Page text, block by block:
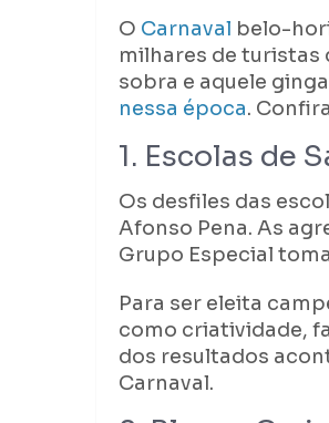
O Carnaval belo-
milhares de turistas
sobra e aquele
nessa época.
1. Escolas de
Os desfiles das
Afonso Pena. As
Grupo Especial
Para ser eleita
como criatividade,
dos resultados
Carnaval.